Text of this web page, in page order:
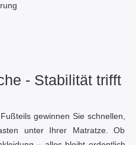
- Stabilität trifft
gewinnen Sie schnellen,
unter Ihrer Matratze. Ob